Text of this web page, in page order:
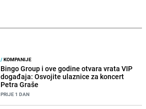
/KOMPANIJE
Bingo Group i ove godine otvara vrata VIP
događaja: Osvojite ulaznice za koncert
Petra Graše
PRIJE 1 DAN